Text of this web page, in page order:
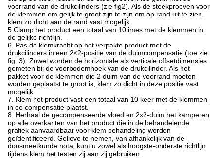
voorrand van de drukcilinders (zie fig2). Als de steekproeven voor
de klemmen om gelijk te groot zijn te zijn om op rand uit te zien,
klem zo dicht aan de rand vast mogelijk.
5.Clamp het product een totaal van 10times met de klemmen in
de gelijke richtlijn.
6. Pas de klemkracht op het verpakte product met de
drukcilinders in een 2×2-positie van de duimcompensatie (toe zie
fig. 3). Zowel worden de horizontale als verticale offsetdimensies
gemeten bij de voorbodemhoek van de drukcilinder. Als het
pakket voor de klemmen die 2 duim van de voorrand moeten
worden geplaatst te groot is, klem zo dicht in deze positie vast
mogelijk.
7. Klem het product vast een totaal van 10 keer met de klemmen
in de compensatie plaatst.
8. Herhaal de gecompenseerde vloed en 2x2-duim het kamperen
op alle overkanten van het product die in de behandelende
grafiek aanvaardbaar voor klem behandeling worden
geïdentificeerd. Gelieve te nemen, van afhankelijk van de
doosmeetkunde nota, kunt u zowel als hoogste-onderste richtlijn
tijdens klem het testen zij aan zij gebruiken.